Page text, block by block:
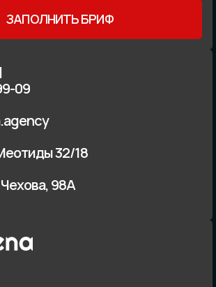
ЗАПОЛНИТЬ БРИФ
09
32/18
98А